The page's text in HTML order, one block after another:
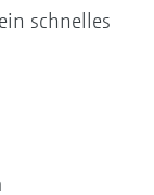
schnelles